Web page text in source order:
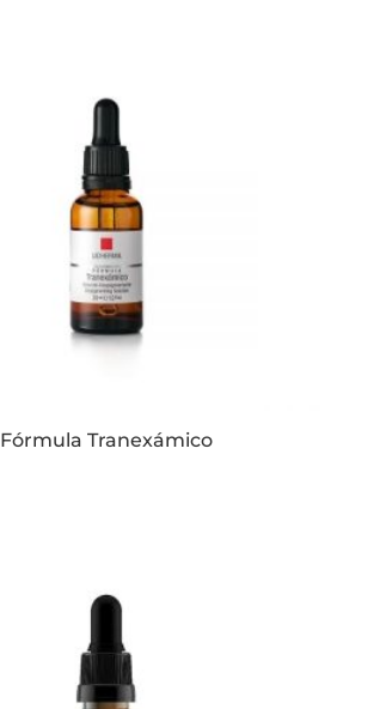
Fórmula Tranexámico